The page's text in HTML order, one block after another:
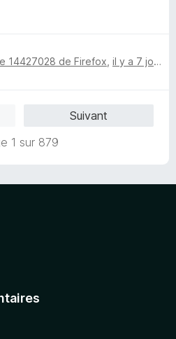
14427028 de Firefox il y a 7 jours
Suivant
1 sur 879